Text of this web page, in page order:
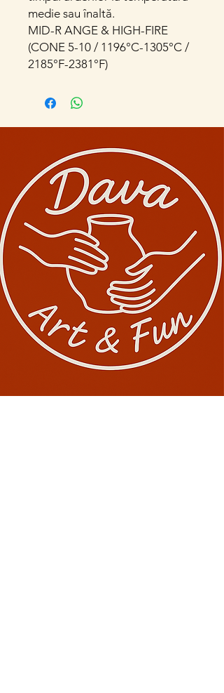
medie sau înaltă.
MID-R ANGE & HIGH-FIRE
(CONE 5-10 / 1196°C-1305°C /
2185°F-2381°F)